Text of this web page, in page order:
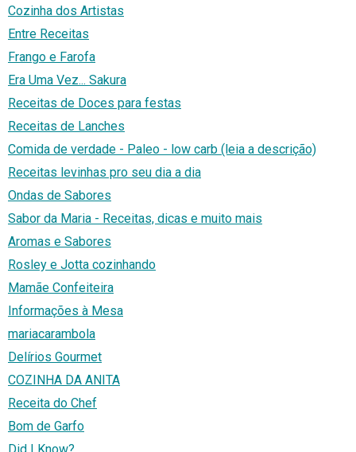
Cozinha dos Artistas
Entre Receitas
Frango e Farofa
Era Uma Vez... Sakura
Receitas de Doces para festas
Receitas de Lanches
Comida de verdade - Paleo - low carb (leia a descrição)
Receitas levinhas pro seu dia a dia
Ondas de Sabores
Sabor da Maria - Receitas, dicas e muito mais
Aromas e Sabores
Rosley e Jotta cozinhando
Mamãe Confeiteira
Informações à Mesa
mariacarambola
Delírios Gourmet
COZINHA DA ANITA
Receita do Chef
Bom de Garfo